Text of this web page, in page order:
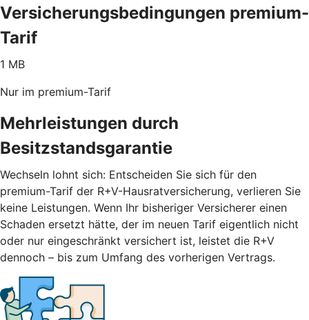
Versicherungsbedingungen premium-
Tarif
1 MB
Nur im premium-Tarif
Mehrleistungen durch
Besitzstandsgarantie
Wechseln lohnt sich: Entscheiden Sie sich für den
premium-Tarif der R+V-Hausratversicherung, verlieren Sie
keine Leistungen. Wenn Ihr bisheriger Versicherer einen
Schaden ersetzt hätte, der im neuen Tarif eigentlich nicht
oder nur eingeschränkt versichert ist, leistet die R+V
dennoch – bis zum Umfang des vorherigen Vertrags.